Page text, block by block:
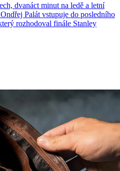
dvanáct minut na ledě a letní
Palát vstupuje do posledního
rozhodoval finále Stanley